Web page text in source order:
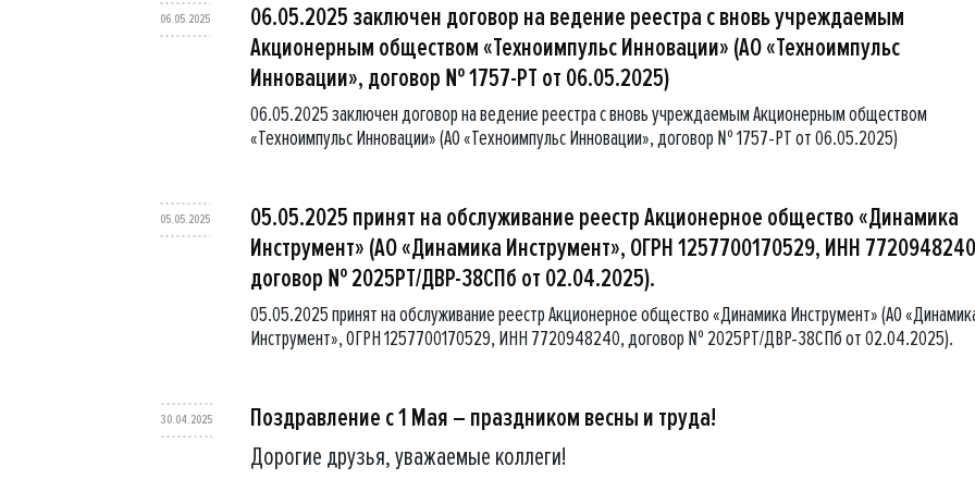
06.05.2025
06.05.2025 заключен договор на ведение реестра с вновь учреждаемым
Акционерным обществом «Техноимпульс Инновации» (АО «Техноимпульс
Инновации», договор № 1757-РТ от 06.05.2025)
06.05.2025 заключен договор на ведение реестра с вновь учреждаемым Акционерным обществом
«Техноимпульс Инновации» (АО «Техноимпульс Инновации», договор № 1757-РТ от 06.05.2025)
05.05.2025
05.05.2025 принят на обслуживание реестр Акционерное общество «Динамика
Инструмент» (АО «Динамика Инструмент», ОГРН 1257700170529, ИНН
договор № 2025РТ/ДВР-38СПб от 02.04.2025).
05.05.2025 принят на обслуживание реестр Акционерное общество «Динамика Инструмент» (АО
Инструмент», ОГРН 1257700170529, ИНН 7720948240, договор № 2025РТ/ДВР-38СПб от 02.04.2025).
30.04.2025
Поздравление с 1 Мая – праздником весны и труда!
Дорогие друзья, уважаемые коллеги!